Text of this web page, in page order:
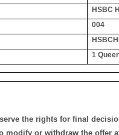
HSBC
004
1
the rights for final
modify or withdraw the offer